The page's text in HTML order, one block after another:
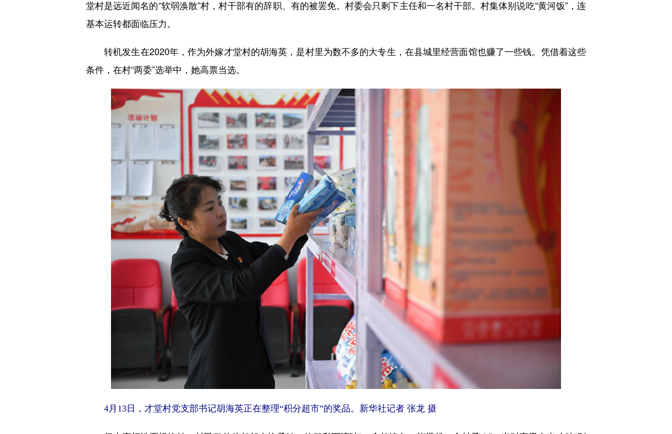
堂村是远近闻名的“软弱涣散”村，村干部有的辞职、有的被罢免。村委会只剩下主任和一名村干部。村集体别说吃“黄河饭”，连
基本运转都面临压力。
转机发生在2020年，作为外嫁才堂村的胡海英，是村里为数不多的大专生，在县城里经营面馆也赚了一些钱。凭借着这些
条件，在村“两委”选举中，她高票当选。
4月13日，才堂村党支部书记胡海英正在整理“积分超市”的奖品。新华社记者 张龙 摄